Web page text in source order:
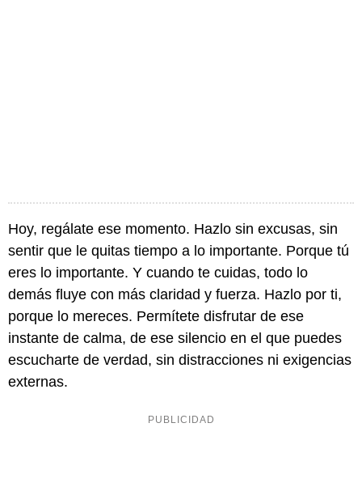
Hoy, regálate ese momento. Hazlo sin excusas, sin
sentir que le quitas tiempo a lo importante. Porque tú
eres lo importante. Y cuando te cuidas, todo lo
demás fluye con más claridad y fuerza. Hazlo por ti,
porque lo mereces. Permítete disfrutar de ese
instante de calma, de ese silencio en el que puedes
escucharte de verdad, sin distracciones ni exigencias
externas.